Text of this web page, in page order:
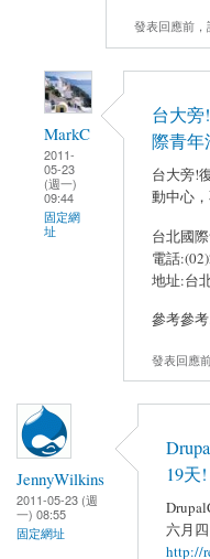
發表回應前，
MarkC
2011-
05-23
(週一)
09:44
固定網
址
台大
際青年
台大旁!
動中心
台北國
電話
地址:台
參考參
發表回應
JennyWilkins
2011-05-23 (週
一) 08:55
固定網址
19天!
六月
http://